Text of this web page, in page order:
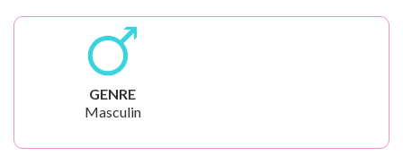
GENRE
Masculin